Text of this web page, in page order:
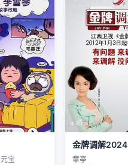
宝
金牌调解2024
章亭